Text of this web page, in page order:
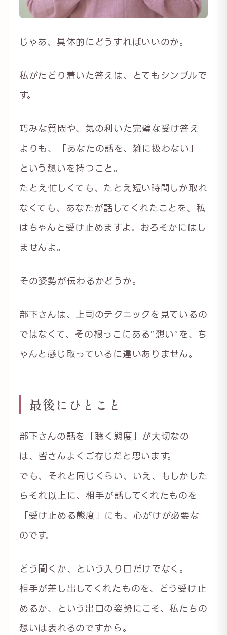
じゃあ、具体的にどうすればいいのか。
私がたどり着いた答えは、とてもシンプルで
す。
巧みな質問や、気の利いた完璧な受け答え
よりも、「あなたの話を、雑に扱わない」
という想いを持つこと。
たとえ忙しくても、たとえ短い時間しか取れ
なくても、あなたが話してくれたことを、私
はちゃんと受け止めますよ。おろそかにはし
ませんよ。
その姿勢が伝わるかどうか。
部下さんは、上司のテクニックを見ているの
ではなくて、その根っこにある”想い”を、ち
ゃんと感じ取っているに違いありません。
最後にひとこと
部下さんの話を「聴く態度」が大切なの
は、皆さんよくご存じだと思います。
でも、それと同じくらい、いえ、もしかした
らそれ以上に、相手が話してくれたものを
「受け止める態度」にも、心がけが必要な
のです。
どう聞くか、という入り口だけでなく。
相手が差し出してくれたものを、どう受け止
めるか、という出口の姿勢にこそ、私たちの
想いは表れるのですから。